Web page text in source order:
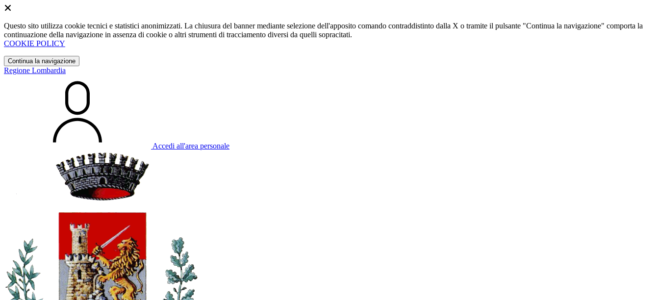
Questo sito utilizza cookie tecnici e statistici anonimizzati. La chiusura del banner mediante selezione dell'apposito comando contraddistinto dalla X o tramite il pulsante "Continua la navigazione" comporta la
continuazione della navigazione in assenza di cookie o altri strumenti di tracciamento diversi da quelli sopracitati.
COOKIE POLICY
Continua la navigazione
Regione Lombardia
Accedi all'area personale